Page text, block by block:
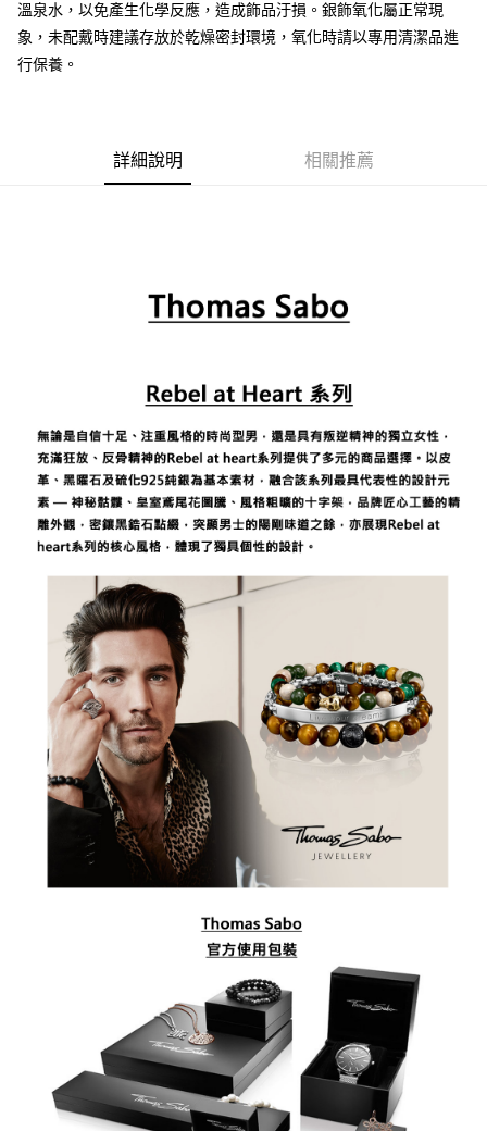
溫泉水，以免產生化學反應，造成飾品汙損。銀飾氧化屬正常現
象，未配戴時建議存放於乾燥密封環境，氧化時請以專用清潔品進
行保養。
詳細說明 相關推薦